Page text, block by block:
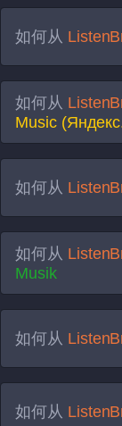
如何从
如何从
Music
如何从
如何从
Musik
如何从
如何从